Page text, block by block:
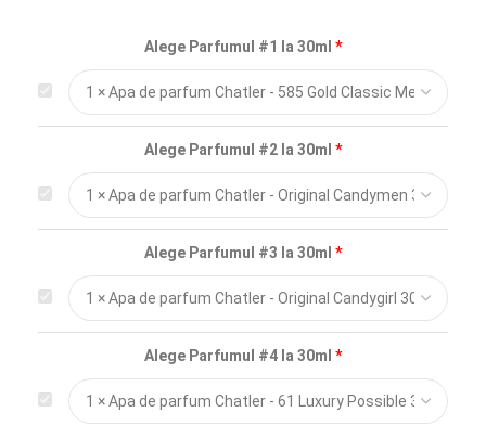
Alege Parfumul #1 la 30ml
Alege Parfumul #2 la 30ml
Alege Parfumul #3 la 30ml
Alege Parfumul #4 la 30ml